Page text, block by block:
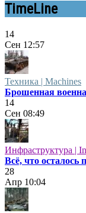
TimeLine
14
Сен 12:57
Техника | Machines
Брошенная
14
Сен 08:49
Инфраструктура |
Всё, что
28
Апр 10:04